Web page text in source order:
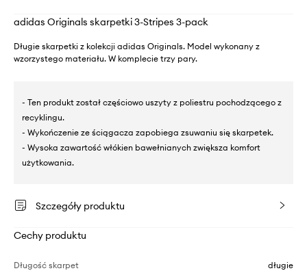
adidas Originals skarpetki 3-Stripes 3-pack
Długie skarpetki z kolekcji adidas Originals. Model wykonany z
wzorzystego materiału. W komplecie trzy pary.
- Ten produkt został częściowo uszyty z poliestru pochodzącego z
recyklingu.
- Wykończenie ze ściągacza zapobiega zsuwaniu się skarpetek.
- Wysoka zawartość włókien bawełnianych zwiększa komfort
użytkowania.
Szczegóły produktu
Cechy produktu
Długość skarpet długie